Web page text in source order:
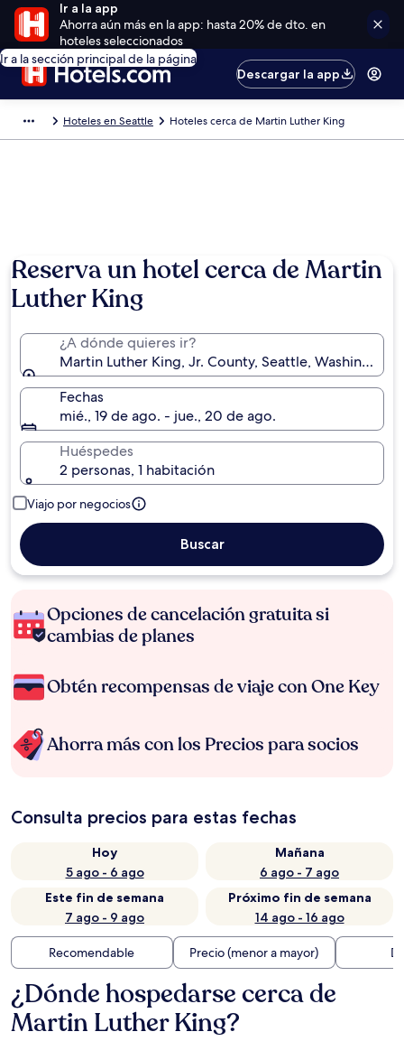
Ir a la app
Ahorra aún más en la app: hasta 20% de dto. en
hoteles seleccionados
Ir a la sección principal de la página
Descargar la app
Hoteles en Seattle Hoteles cerca de Martin Luther King
Reserva un hotel cerca de Martin
Luther King
¿A dónde quieres ir?
Martin Luther King, Jr. County, Seattle, Washington,
Fechas
mié., 19 de ago. - jue., 20 de ago.
Huéspedes
2 personas, 1 habitación
Viajo por negocios
Buscar
Opciones de cancelación gratuita si
cambias de planes
Obtén recompensas de viaje con One Key
Ahorra más con los Precios para socios
Consulta precios para estas fechas
Hoy
5 ago - 6 ago
Mañana
6 ago - 7 ago
Este fin de semana
7 ago - 9 ago
Próximo fin de semana
14 ago - 16 ago
Recomendable Precio (menor a mayor)
¿Dónde hospedarse cerca de
Martin Luther King?